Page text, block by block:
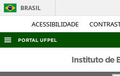
ACESSIBILIDADE
BRASIL
PORTAL UFPEL
ACESSO À INFORMAÇÃO
AUDITORIA
Instituto de